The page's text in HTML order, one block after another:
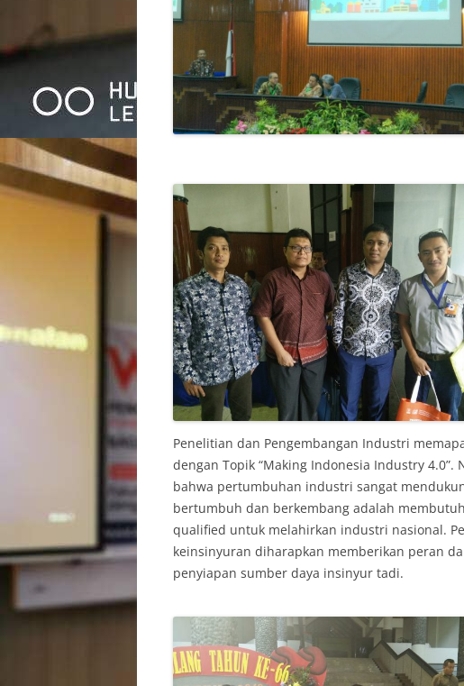
Penelitian dan Pengembangan Industri
dengan Topik “Making Indonesia Industry
bahwa pertumbuhan industri sangat
bertumbuh dan berkembang adalah
qualified untuk melahirkan industri nasional.
keinsinyuran diharapkan memberikan peran
penyiapan sumber daya insinyur tadi.